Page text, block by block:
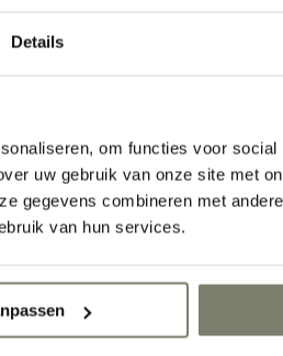
Details
om functies voor
uw gebruik van onze site met
gegevens combineren met
van hun services.